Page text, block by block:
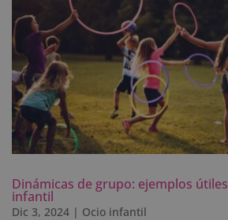
Dinámicas de grupo: ejemplos
infantil
Dic 3, 2024 | Ocio infantil